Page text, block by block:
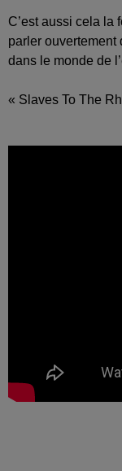
C’est aussi cela la
parler ouvertement
dans le monde de
« Slaves To The